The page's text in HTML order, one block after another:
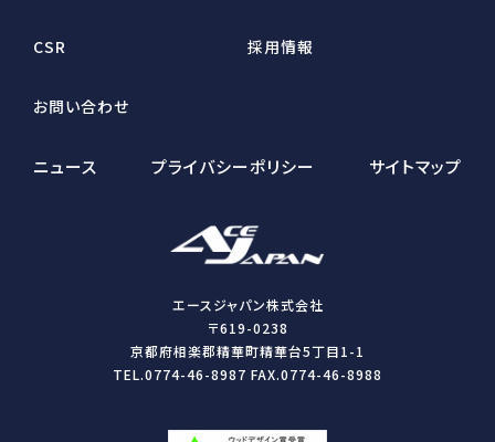
CSR 採用情報
お問い合わせ
ニュース プライバシーポリシー サイトマップ
エースジャパン株式会社
〒619-0238
京都府相楽郡精華町精華台5丁目1-1
TEL.0774-46-8987 FAX.0774-46-8988